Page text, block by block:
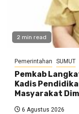
2 min read
Pemerintahan SUMUT
Pemkab
Kadis
Masyarakat
6 Agustus 2026